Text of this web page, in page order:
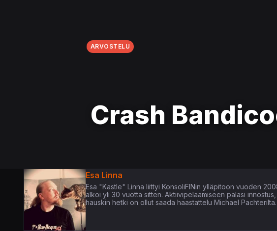
ARVOSTELU
Crash
Esa Linna
Esa "Kastle" Linna liittyi KonsoliFINin ylläpitoon vuoden
alkoi yli 30 vuotta sitten. Aktiivipelaamiseen palasi
hauskin hetki on ollut saada haastattelu Michael Pachterilta.